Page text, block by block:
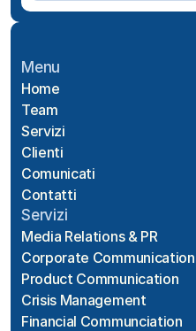
Menu
Home
Team
Servizi
Clienti
Comunicati
Contatti
Servizi
Media Relations & PR
Corporate Communication
Product Communication
Crisis Management
Financial Communciation